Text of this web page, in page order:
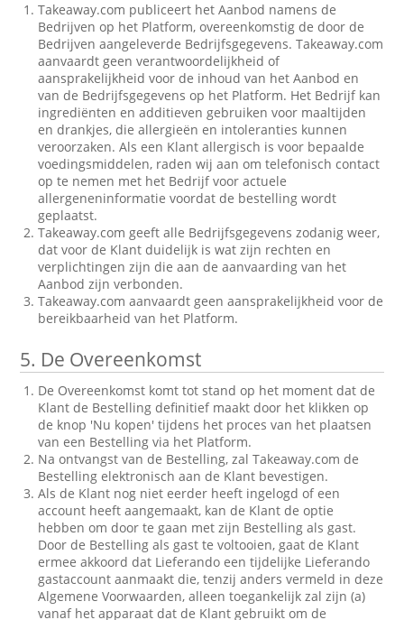
Takeaway.com publiceert het Aanbod namens de
Bedrijven op het Platform, overeenkomstig de door de
Bedrijven aangeleverde Bedrijfsgegevens. Takeaway.com
aanvaardt geen verantwoordelijkheid of
aansprakelijkheid voor de inhoud van het Aanbod en
van de Bedrijfsgegevens op het Platform. Het Bedrijf kan
ingrediënten en additieven gebruiken voor maaltijden
en drankjes, die allergieën en intoleranties kunnen
veroorzaken. Als een Klant allergisch is voor bepaalde
voedingsmiddelen, raden wij aan om telefonisch contact
op te nemen met het Bedrijf voor actuele
allergeneninformatie voordat de bestelling wordt
geplaatst.
Takeaway.com geeft alle Bedrijfsgegevens zodanig weer,
dat voor de Klant duidelijk is wat zijn rechten en
verplichtingen zijn die aan de aanvaarding van het
Aanbod zijn verbonden.
Takeaway.com aanvaardt geen aansprakelijkheid voor de
bereikbaarheid van het Platform.
5. De Overeenkomst
De Overeenkomst komt tot stand op het moment dat de
Klant de Bestelling definitief maakt door het klikken op
de knop 'Nu kopen' tijdens het proces van het plaatsen
van een Bestelling via het Platform.
Na ontvangst van de Bestelling, zal Takeaway.com de
Bestelling elektronisch aan de Klant bevestigen.
Als de Klant nog niet eerder heeft ingelogd of een
account heeft aangemaakt, kan de Klant de optie
hebben om door te gaan met zijn Bestelling als gast.
Door de Bestelling als gast te voltooien, gaat de Klant
ermee akkoord dat Lieferando een tijdelijke Lieferando
gastaccount aanmaakt die, tenzij anders vermeld in deze
Algemene Voorwaarden, alleen toegankelijk zal zijn (a)
vanaf het apparaat dat de Klant gebruikt om de